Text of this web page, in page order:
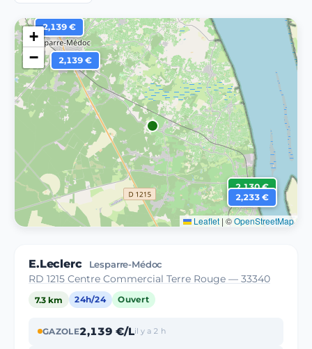
2,139 €
2,130 €
2,233 €
2,139 €
+
−
Leaflet | ©OpenStreetMap
E.Leclerc Lesparre-Médoc
RD 1215 Centre Commercial Terre Rouge — 33340
7.3 km 24h/24 Ouvert
GAZOLE2,139 €/Lil y a 2 h